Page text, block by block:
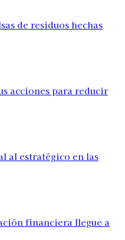
de residuos hechas
acciones para reducir
al estratégico en las
financiera llegue a